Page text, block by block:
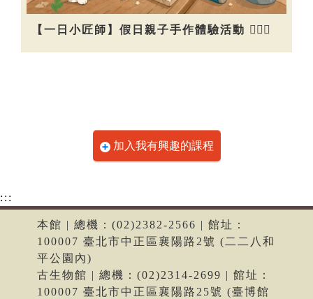
【一日小匠師】假日親子手作體驗活動 👷🏻‍♀️
加入我有興趣的課程
:::
本館 | 總機：(02)2382-2566 | 館址：
100007 臺北市中正區襄陽路2號 (二二八和
平公園內)
古生物館 | 總機：(02)2314-2699 | 館址：
100007 臺北市中正區襄陽路25號 (臺博館